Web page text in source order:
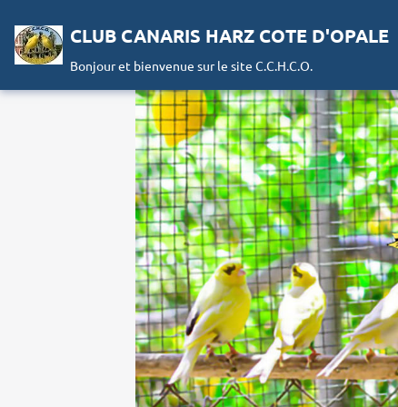
CLUB CANARIS HARZ COTE D'OPALE
Bonjour et bienvenue sur le site C.C.H.C.O.